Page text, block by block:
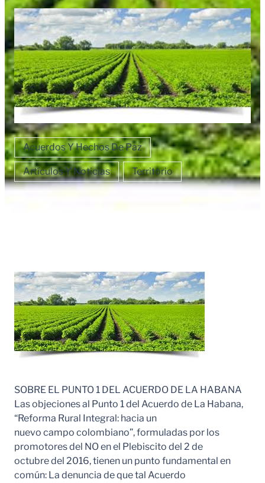
Acuerdos Y Hechos De Paz
Artículos Y Noticias Territorio
SOBRE EL PUNTO 1 DEL ACUERDO DE LA HABANA
Las objeciones al Punto 1 del Acuerdo de La Habana,
“Reforma Rural Integral: hacia un
nuevo campo colombiano”, formuladas por los
promotores del NO en el Plebiscito del 2 de
octubre del 2016, tienen un punto fundamental en
común: La denuncia de que tal Acuerdo